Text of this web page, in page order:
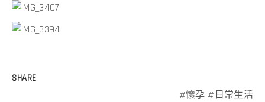
SHARE
懷孕 日常生活